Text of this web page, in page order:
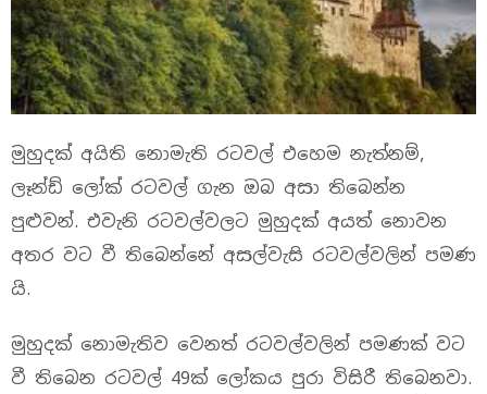
මුහුදක් අයිති නොමැති රටවල් එහෙම නැත්නම්,
ලෑන්ඩ් ලෝක් රටවල් ගැන ඔබ අසා තිබෙන්න
පුළුවන්. එවැනි රටවල්වලට මුහුදක් අයත් නොවන
අතර වට වී තිබෙන්නේ අසල්වැසි රටවල්වලින් පමණ
යි.
මුහුදක් නොමැතිව වෙනත් රටවල්වලින් පමණක් වට
වී තිබෙන රටවල් 49ක් ලෝකය පුරා විසිරී තිබෙනවා.